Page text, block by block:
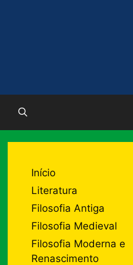
Início
Literatura
Filosofia Antiga
Filosofia Medieval
Filosofia Moderna e
Renascimento